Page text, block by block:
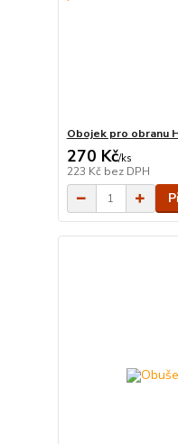
Obojek pro obranu
270 Kč/ks
223 Kč bez DPH